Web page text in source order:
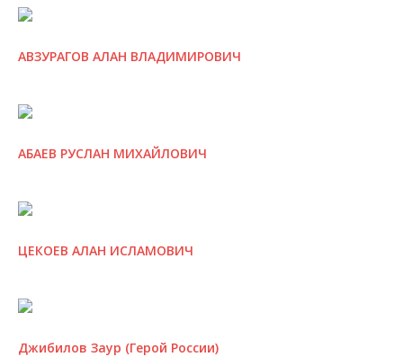
АВЗУРАГОВ АЛАН ВЛАДИМИРОВИЧ
АБАЕВ РУСЛАН МИХАЙЛОВИЧ
ЦЕКОЕВ АЛАН ИСЛАМОВИЧ
Джибилов Заур (Герой России)